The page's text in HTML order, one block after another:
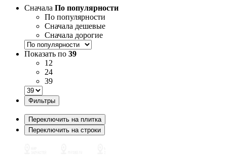
Сначала По популярности
По популярности
Сначала дешевые
Сначала дорогие
Показать по 39
12
24
39
Фильтры
Переключить на плитка
Переключить на строки